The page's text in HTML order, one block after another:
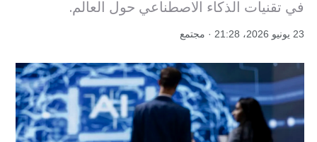
في تقنيات الذكاء الاصطناعي حول العالم.
23 يونيو 2026، 21:28 · مجتمع